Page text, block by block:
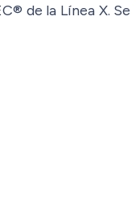
de la Línea X. Se